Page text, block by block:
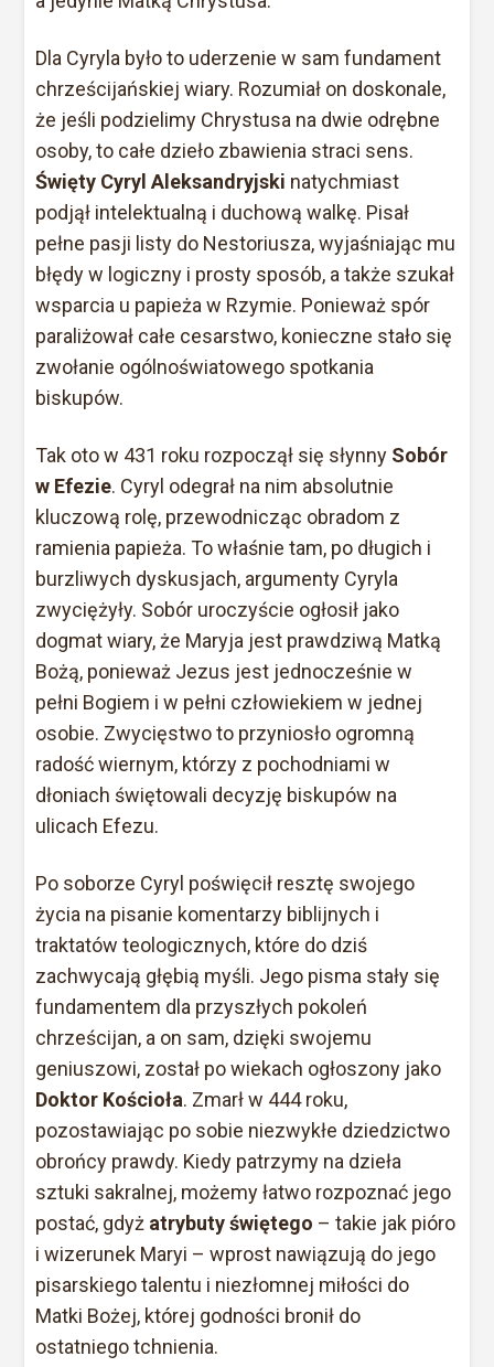
Dla Cyryla było to uderzenie w sam fundament
chrześcijańskiej wiary. Rozumiał on doskonale,
że jeśli podzielimy Chrystusa na dwie odrębne
osoby, to całe dzieło zbawienia straci sens.
Święty Cyryl Aleksandryjski natychmiast
podjął intelektualną i duchową walkę. Pisał
pełne pasji listy do Nestoriusza, wyjaśniając mu
błędy w logiczny i prosty sposób, a także szukał
wsparcia u papieża w Rzymie. Ponieważ spór
paraliżował całe cesarstwo, konieczne stało się
zwołanie ogólnoświatowego spotkania
biskupów.
Tak oto w 431 roku rozpoczął się słynny Sobór
w Efezie. Cyryl odegrał na nim absolutnie
kluczową rolę, przewodnicząc obradom z
ramienia papieża. To właśnie tam, po długich i
burzliwych dyskusjach, argumenty Cyryla
zwyciężyły. Sobór uroczyście ogłosił jako
dogmat wiary, że Maryja jest prawdziwą Matką
Bożą, ponieważ Jezus jest jednocześnie w
pełni Bogiem i w pełni człowiekiem w jednej
osobie. Zwycięstwo to przyniosło ogromną
radość wiernym, którzy z pochodniami w
dłoniach świętowali decyzję biskupów na
ulicach Efezu.
Po soborze Cyryl poświęcił resztę swojego
życia na pisanie komentarzy biblijnych i
traktatów teologicznych, które do dziś
zachwycają głębią myśli. Jego pisma stały się
fundamentem dla przyszłych pokoleń
chrześcijan, a on sam, dzięki swojemu
geniuszowi, został po wiekach ogłoszony jako
Doktor Kościoła. Zmarł w 444 roku,
pozostawiając po sobie niezwykłe dziedzictwo
obrońcy prawdy. Kiedy patrzymy na dzieła
sztuki sakralnej, możemy łatwo rozpoznać jego
postać, gdyż atrybuty świętego – takie jak pióro
i wizerunek Maryi – wprost nawiązują do jego
pisarskiego talentu i niezłomnej miłości do
Matki Bożej, której godności bronił do
ostatniego tchnienia.